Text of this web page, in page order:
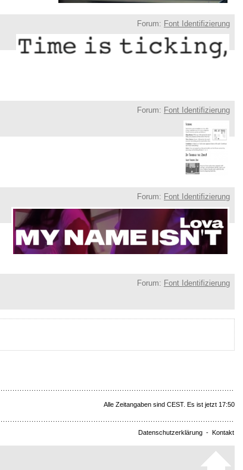
Forum: Font Identifizierung
Forum: Font Identifizierung
Forum: Font Identifizierung
Forum: Font Identifizierung
Alle Zeitangaben sind CEST. Es ist jetzt 17:50
Datenschutzerklärung - Kontakt